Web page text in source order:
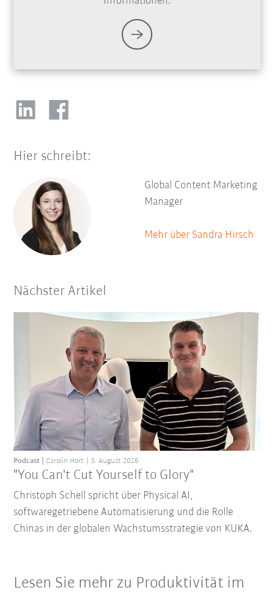
Hier schreibt:
Global Content Marketing
Manager
Mehr über Sandra Hirsch
Nächster Artikel
"You Can't Cut Yourself to Glory"
Podcast Carolin Hort 3. August 2026
Christoph Schell spricht über Physical AI,
softwaregetriebene Automatisierung und die Rolle
Chinas in der globalen Wachstumsstrategie von KUKA.
Lesen Sie mehr zu Produktivität im